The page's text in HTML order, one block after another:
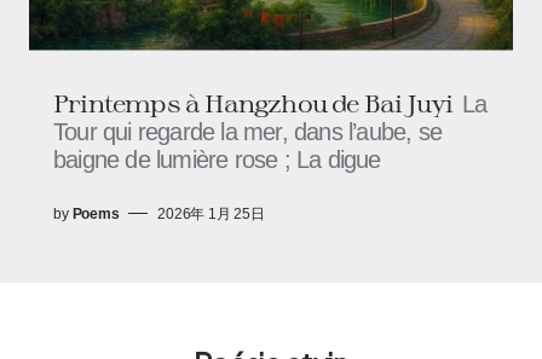
Printemps à Hangzhou de Bai Juyi La
Tour qui regarde la mer, dans l’aube, se
baigne de lumière rose ; La digue
by Poems 2026年 1月 25日